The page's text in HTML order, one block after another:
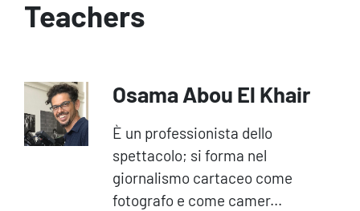
Teachers
Osama Abou El Khair
È un professionista dello
spettacolo; si forma nel
giornalismo cartaceo come
fotografo e come camer...